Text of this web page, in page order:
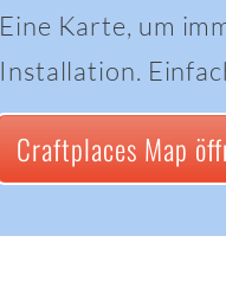
Eine Karte, um
Installation.
Craftplaces Map